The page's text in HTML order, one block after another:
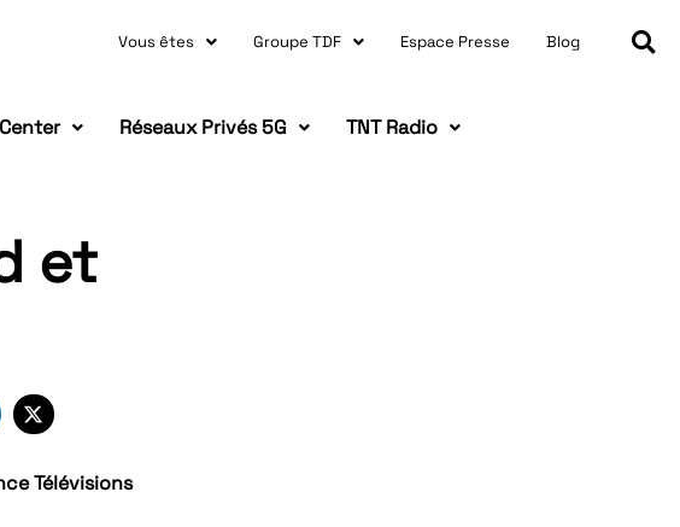
Vous êtes Groupe TDF Espace Presse Blog
Réseaux Privés 5G TNT Radio
et
Télévisions